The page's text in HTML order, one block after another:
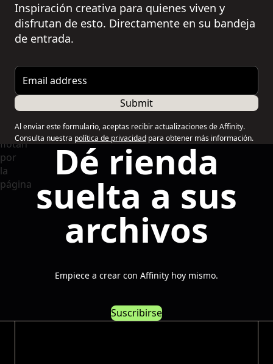
Inspiración creativa para quienes viven y
disfrutan de esto. Directamente en su bandeja
de entrada.
Email address
Submit
Al enviar este formulario, aceptas recibir actualizaciones de Affinity.
Consulta nuestra política de privacidad para obtener más información.
Dé rienda
suelta a sus
archivos
Empiece a crear con Affinity hoy mismo.
Suscribirse